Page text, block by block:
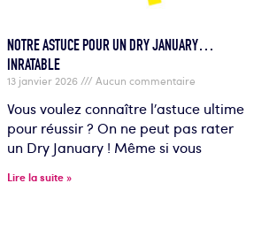
NOTRE ASTUCE POUR UN DRY JANUARY…
INRATABLE
13 janvier 2026 Aucun commentaire
Vous voulez connaître l’astuce ultime
pour réussir ? On ne peut pas rater
un Dry January ! Même si vous
Lire la suite »